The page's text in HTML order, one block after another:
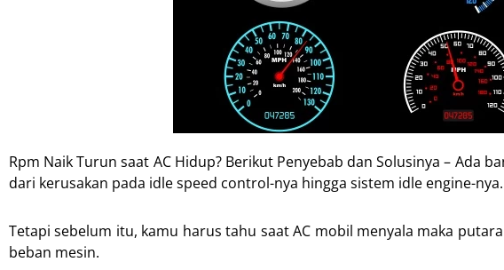
Rpm Naik Turun saat AC Hidup? Berikut Penyebab dan Solusinya – Ada
dari kerusakan pada idle speed control-nya hingga sistem idle engine-nya.
Tetapi sebelum itu, kamu harus tahu saat AC mobil menyala maka
beban mesin.